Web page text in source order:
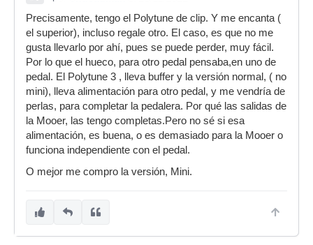
Precisamente, tengo el Polytune de clip. Y me encanta (
el superior), incluso regale otro. El caso, es que no me
gusta llevarlo por ahí, pues se puede perder, muy fácil.
Por lo que el hueco, para otro pedal pensaba,en uno de
pedal. El Polytune 3 , lleva buffer y la versión normal, ( no
mini), lleva alimentación para otro pedal, y me vendría de
perlas, para completar la pedalera. Por qué las salidas de
la Mooer, las tengo completas.Pero no sé si esa
alimentación, es buena, o es demasiado para la Mooer o
funciona independiente con el pedal.
O mejor me compro la versión, Mini.